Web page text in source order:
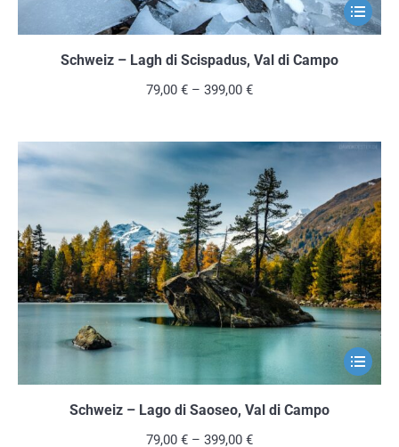
Dieses
Produkt
Optionen
können
auf
der
gewählt
werden
Schweiz – Lagh di Scispadus, Val di Campo
79,00 € – 399,00 €
Dieses
Produkt
Schweiz – Lago di Saoseo, Val di Campo
79,00 € – 399,00 €